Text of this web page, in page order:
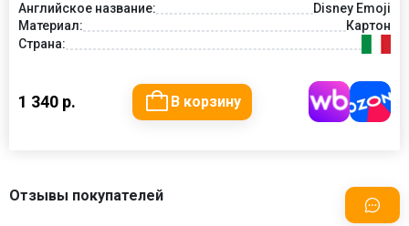
Английское название:
Disney Emoji
Материал:
Картон
Страна:
1 340 р. В корзину
Отзывы покупателей